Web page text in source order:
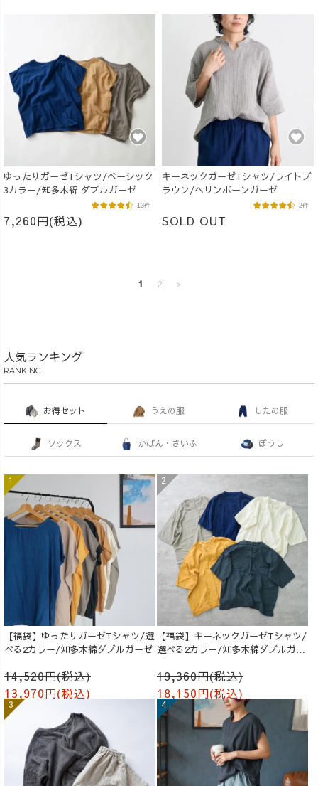
ゆったりガーゼTシャツ/ベーシック
3カラー/知多木綿 ダブルガーゼ
7,260円(税込)
13件
キーネックガーゼTシャツ/ライトブ
ラウン/ヘリンボーンガーゼ
SOLD OUT
2件
1 2 >
人気ランキング
RANKING
お得セット うえの服 したの服
ソックス かばん・さいふ ぼうし
【福袋】ゆったりガーゼTシャツ/選
べる2カラー/知多木綿ダブルガーゼ
14,520円(税込)
13,970円(税込)
【福袋】キーネックガーゼTシャツ/
選べる2カラー/知多木綿ダブルガー
ゼ
19,360円(税込)
18,150円(税込)